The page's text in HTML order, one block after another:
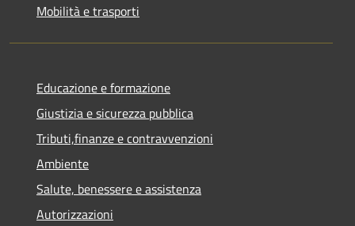
Mobilità e trasporti
Educazione e formazione
Giustizia e sicurezza pubblica
Tributi,finanze e contravvenzioni
Ambiente
Salute, benessere e assistenza
Autorizzazioni